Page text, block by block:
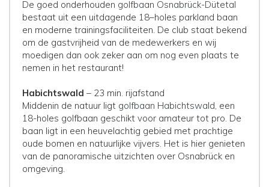
De goed onderhouden golfbaan Osnabrück-Dütetal
bestaat uit een uitdagende 18–holes parkland baan
en moderne trainingsfaciliteiten. De club staat bekend
om de gastvrijheid van de medewerkers en wij
moedigen dan ook zeker aan om nog even plaats te
nemen in het restaurant!
Habichtswald – 23 min. rijafstand
Middenin de natuur ligt golfbaan Habichtswald , een
18-holes golfbaan geschikt voor amateur tot pro. De
baan ligt in een heuvelachtig gebied met prachtige
oude bomen en natuurlijke vijvers. Het is hier genieten
van de panoramische uitzichten over Osnabrück en
omgeving.